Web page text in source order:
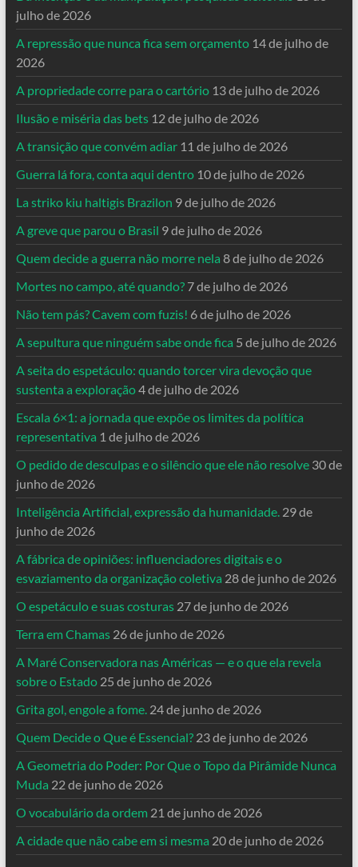
julho de 2026
A repressão que nunca fica sem orçamento 14 de julho de
2026
A propriedade corre para o cartório 13 de julho de 2026
Ilusão e miséria das bets 12 de julho de 2026
A transição que convém adiar 11 de julho de 2026
Guerra lá fora, conta aqui dentro 10 de julho de 2026
La striko kiu haltigis Brazilon 9 de julho de 2026
A greve que parou o Brasil 9 de julho de 2026
Quem decide a guerra não morre nela 8 de julho de 2026
Mortes no campo, até quando? 7 de julho de 2026
Não tem pás? Cavem com fuzis! 6 de julho de 2026
A sepultura que ninguém sabe onde fica 5 de julho de 2026
A seita do espetáculo: quando torcer vira devoção que
sustenta a exploração4 de julho de 2026
Escala 6×1: a jornada que expõe os limites da política
representativa 1 de julho de 2026
O pedido de desculpas e o silêncio que ele não resolve 30 de
junho de 2026
Inteligência Artificial, expressão da humanidade. 29 de
junho de 2026
A fábrica de opiniões: influenciadores digitais e o
esvaziamento da organização coletiva 28 de junho de 2026
O espetáculo e suas costuras 27 de junho de 2026
Terra em Chamas 26 de junho de 2026
A Maré Conservadora nas Américas — e o que ela revela
sobre o Estado 25 de junho de 2026
Grita gol, engole a fome. 24 de junho de 2026
Quem Decide o Que é Essencial? 23 de junho de 2026
A Geometria do Poder: Por Que o Topo da Pirâmide Nunca
Muda 22 de junho de 2026
O vocabulário da ordem 21 de junho de 2026
A cidade que não cabe em si mesma 20 de junho de 2026